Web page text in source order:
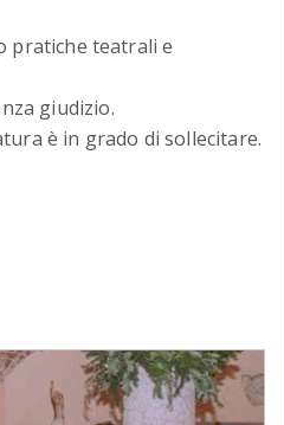
pratiche teatrali e
giudizio.
è in grado di sollecitare.